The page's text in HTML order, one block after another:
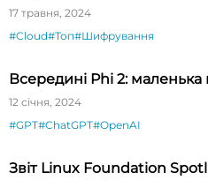
17 травня, 2024
#Cloud#Топ#Шифрування
Всередині Phi 2:
12 січня, 2024
#GPT#ChatGPT#OpenAI
Звіт Linux Foundation